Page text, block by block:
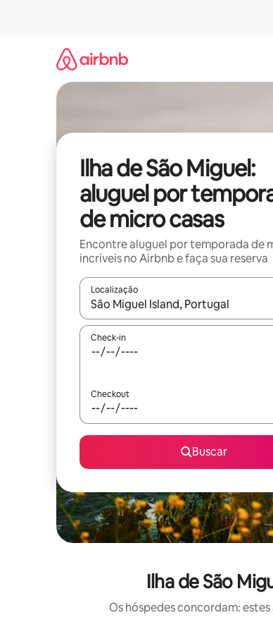
Ilha de São Miguel:
aluguel por
de micro casas
Encontre aluguel por temporada de
incríveis no Airbnb e faça sua reserva
Localização
Quando os resultados estiverem
Check-in
Checkout
Buscar
Ilha de São
Os hóspedes concordam: